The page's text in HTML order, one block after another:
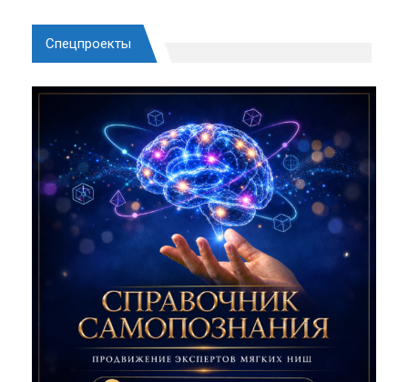
Спецпроекты